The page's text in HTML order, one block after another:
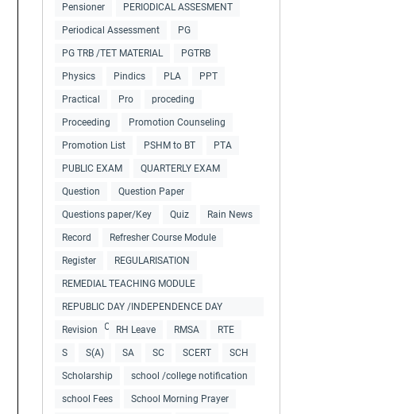
Pensioner PERIODICAL ASSESMENT
Periodical Assessment PG
PG TRB /TET MATERIAL PGTRB
Physics Pindics PLA PPT
Practical Pro proceding
Proceeding Promotion Counseling
Promotion List PSHM to BT PTA
PUBLIC EXAM QUARTERLY EXAM
Question Question Paper
Questions paper/Key Quiz Rain News
Record Refresher Course Module
Register REGULARISATION
REMEDIAL TEACHING MODULE
REPUBLIC DAY /INDEPENDENCE DAY
COLLECTIONS
Revision RH Leave RMSA RTE
S S(A) SA SC SCERT SCH
Scholarship school /college notification
school Fees School Morning Prayer